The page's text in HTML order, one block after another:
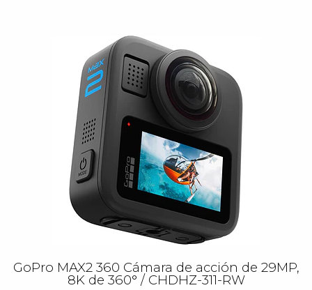
GoPro MAX2 360 Cámara de acción de 29MP,
8K de 360° / CHDHZ-311-RW